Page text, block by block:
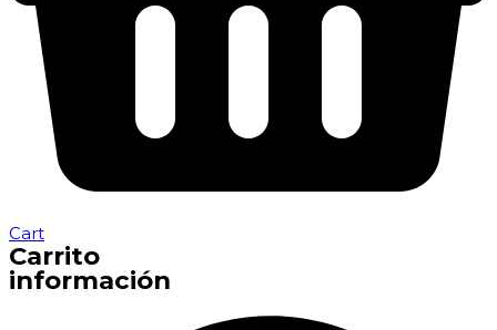
Cart
Carrito
información